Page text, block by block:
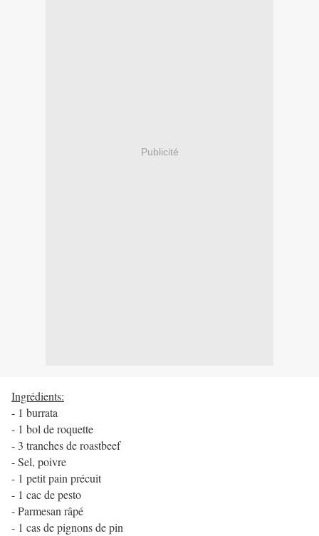
Publicité
Ingrédients:
- 1 burrata
- 1 bol de roquette
- 3 tranches de roastbeef
- Sel, poivre
- 1 petit pain précuit
- 1 cac de pesto
- Parmesan râpé
- 1 cas de pignons de pin